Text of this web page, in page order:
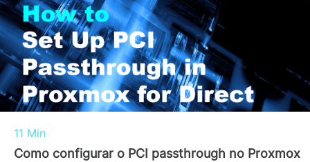
11 Min
Como configurar o PCI passthrough no Proxmox